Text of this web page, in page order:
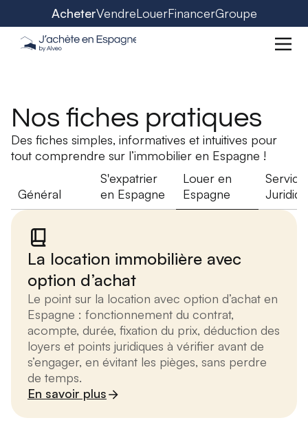
AcheterVendreLouerFinancerGroupe
Nos fiches pratiques
Des fiches simples, informatives et intuitives pour
tout comprendre sur l’immobilier en Espagne !
Général
S'expatrier
en Espagne
Louer en
Espagne
Service
La location immobilière avec
option d’achat
Le point sur la location avec option d’achat en
Espagne : fonctionnement du contrat,
acompte, durée, fixation du prix, déduction des
loyers et points juridiques à vérifier avant de
s’engager, en évitant les pièges, sans perdre
de temps.
En savoir plus